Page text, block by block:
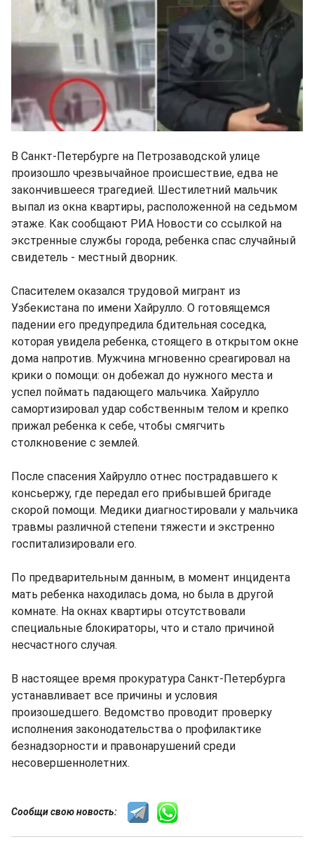
В Санкт-Петербурге на Петрозаводской улице
произошло чрезвычайное происшествие, едва не
закончившееся трагедией. Шестилетний мальчик
выпал из окна квартиры, расположенной на седьмом
этаже. Как сообщают РИА Новости со ссылкой на
экстренные службы города, ребенка спас случайный
свидетель - местный дворник.
Спасителем оказался трудовой мигрант из
Узбекистана по имени Хайрулло. О готовящемся
падении его предупредила бдительная соседка,
которая увидела ребенка, стоящего в открытом окне
дома напротив. Мужчина мгновенно среагировал на
крики о помощи: он добежал до нужного места и
успел поймать падающего мальчика. Хайрулло
самортизировал удар собственным телом и крепко
прижал ребенка к себе, чтобы смягчить
столкновение с землей.
После спасения Хайрулло отнес пострадавшего к
консьержу, где передал его прибывшей бригаде
скорой помощи. Медики диагностировали у мальчика
травмы различной степени тяжести и экстренно
госпитализировали его.
По предварительным данным, в момент инцидента
мать ребенка находилась дома, но была в другой
комнате. На окнах квартиры отсутствовали
специальные блокираторы, что и стало причиной
несчастного случая.
В настоящее время прокуратура Санкт-Петербурга
устанавливает все причины и условия
произошедшего. Ведомство проводит проверку
исполнения законодательства о профилактике
безнадзорности и правонарушений среди
несовершеннолетних.
Сообщи свою новость: